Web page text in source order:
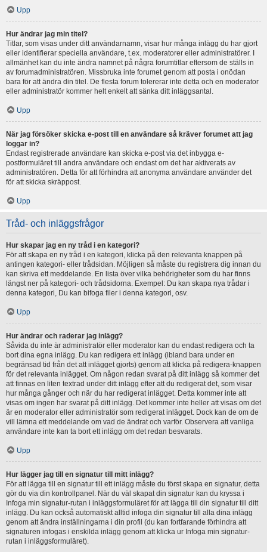
Upp
Hur ändrar jag min titel?
Titlar, som visas under ditt användarnamn, visar hur många inlägg du har gjort
eller identifierar speciella användare, t.ex. moderatorer eller administratörer. I
allmänhet kan du inte ändra namnet på några forumtitlar eftersom de ställs in
av forumadministratören. Missbruka inte forumet genom att posta i onödan
bara för att ändra din titel. De flesta forum tolererar inte detta och en moderator
eller administratör kommer helt enkelt att sänka ditt inläggsantal.
Upp
När jag försöker skicka e-post till en användare så kräver forumet att jag
loggar in?
Endast registrerade användare kan skicka e-post via det inbygga e-
postformuläret till andra användare och endast om det har aktiverats av
administratören. Detta för att förhindra att anonyma användare använder det
för att skicka skräppost.
Upp
Tråd- och inläggsfrågor
Hur skapar jag en ny tråd i en kategori?
För att skapa en ny tråd i en kategori, klicka på den relevanta knappen på
antingen kategori- eller trådsidan. Möjligen så måste du registrera dig innan du
kan skriva ett meddelande. En lista över vilka behörigheter som du har finns
längst ner på kategori- och trådsidorna. Exempel: Du kan skapa nya trådar i
denna kategori, Du kan bifoga filer i denna kategori, osv.
Upp
Hur ändrar och raderar jag inlägg?
Såvida du inte är administratör eller moderator kan du endast redigera och ta
bort dina egna inlägg. Du kan redigera ett inlägg (ibland bara under en
begränsad tid från det att inlägget gjorts) genom att klicka på redigera-knappen
för det relevanta inlägget. Om någon redan svarat på ditt inlägg så kommer det
att finnas en liten textrad under ditt inlägg efter att du redigerat det, som visar
hur många gånger och när du har redigerat inlägget. Detta kommer inte att
visas om ingen har svarat på ditt inlägg. Det kommer inte heller att visas om det
är en moderator eller administratör som redigerat inlägget. Dock kan de om de
vill lämna ett meddelande om vad de ändrat och varför. Observera att vanliga
användare inte kan ta bort ett inlägg om det redan besvarats.
Upp
Hur lägger jag till en signatur till mitt inlägg?
För att lägga till en signatur till ett inlägg måste du först skapa en signatur, detta
gör du via din kontrollpanel. När du väl skapat din signatur kan du kryssa i
Infoga min signatur-rutan i inläggsformuläret för att lägga till din signatur till ditt
inlägg. Du kan också automatiskt alltid infoga din signatur till alla dina inlägg
genom att ändra inställningarna i din profil (du kan fortfarande förhindra att
signaturen infogas i enskilda inlägg genom att klicka ur Infoga min signatur-
rutan i inläggsformuläret).